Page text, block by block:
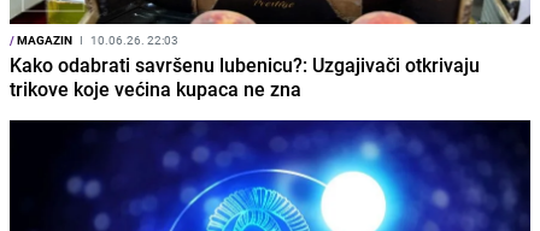
/MAGAZIN I 10.06.26. 22:03
Kako odabrati savršenu lubenicu?: Uzgajivači otkrivaju
trikove koje većina kupaca ne zna